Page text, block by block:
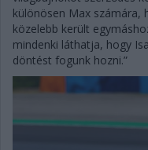
különösen Max számára,
közelebb került
mindenki láthatja, hogy
döntést fogunk hozni.”